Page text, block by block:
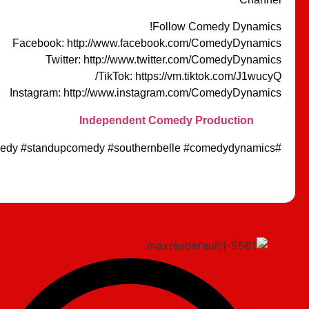
Follow Comedy Dynamics!
Facebook: http://www.facebook.com/ComedyDynamics
Twitter: http://www.twitter.com/ComedyDynamics
TikTok: https://vm.tiktok.com/J1wucyQ/
Instagram: http://www.instagram.com/ComedyDynamics
Independent Comedy Production
#trishsuhr #comedy #standupcomedy #southernbelle #comedydynamics